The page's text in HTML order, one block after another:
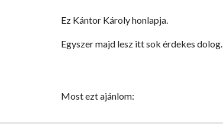
Ez Kántor Károly honlapja.
Egyszer majd lesz itt sok érdekes dolog.
Most ezt ajánlom: